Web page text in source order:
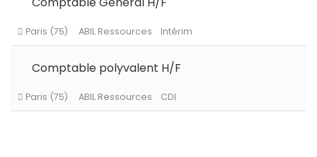
Palaiseau
Comptable polyvalent H/F